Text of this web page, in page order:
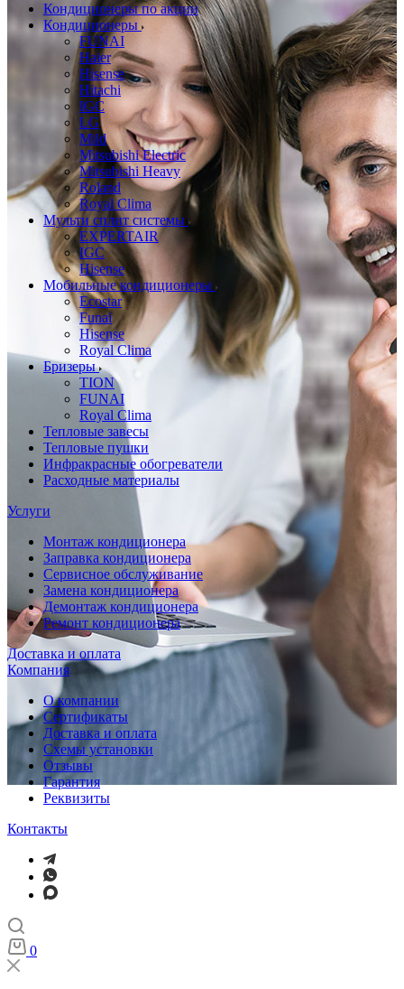
Кондиционеры по акции
Кондиционеры
FUNAI
Haier
Hisense
Hitachi
IGC
LG
Mild
Mitsubishi Electric
Mitsubishi Heavy
Roland
Royal Clima
Мульти сплит системы
EXPERTAIR
IGC
Hisense
Мобильные кондиционеры
Ecostar
Funai
Hisense
Royal Clima
Бризеры
TION
FUNAI
Royal Clima
Тепловые завесы
Тепловые пушки
Инфракрасные обогреватели
Расходные материалы
Услуги
Монтаж кондиционера
Заправка кондиционера
Сервисное обслуживание
Замена кондиционера
Демонтаж кондиционера
Ремонт кондиционера
Доставка и оплата
Компания
О компании
Сертификаты
Доставка и оплата
Схемы установки
Отзывы
Гарантия
Реквизиты
Контакты
0